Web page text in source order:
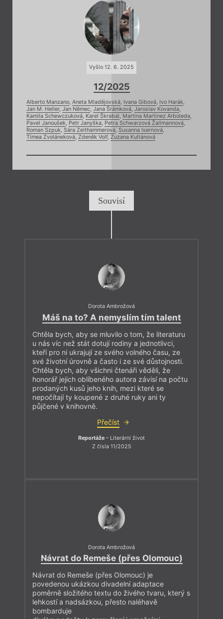
Vyšlo 12. 6. 2025
12/2025
Alberto Manzano, Aneta Mladějovská, Ivana Gibová, Ivo Harák,
Jan M. Heller, Jan Němec, Jana Šrámková, Jaroslav Kovanda,
Kamila Schewczuková, Karel Škrabal, Martina Martinez Arboleda,
Pavel Janoušek, Petr Janyška, Petra Schwarzová Žallmannová,
Roman Szpuk, Sára Zeithammerová, Susanna Isernová,
Tímea Zvoláneková, Zdeněk Volf, Zuzana Kultánová
Souvisí
Dorota Ambrožová
Máš na to? A nemyslím tím talent
Chtěla bych, aby se mluvilo o tom, že literaturu
u nás víc než stát dotují rodiny a jednotlivci,
kteří pro ni ukrajují ze svého volného času, ze
své životní úrovně a často i ze své důstojnosti.
Chtěla bych, aby všichni čtenáři věděli, že
honorář jejich oblíbeného autora závisí na počtu
prodaných kusů jeho knih, mezi které se
nepočítají ty koupené z druhé ruky ani ty
půjčené v knihovně.
Přečíst
Reportáže – Literární život
Z čísla 11/2025
Dorota Ambrožová
Návrat do Remeše (přes Olomouc)
Návrat do Remeše (přes Olomouc) je
povedenou ukázkou divadelní adaptace
poměrně složitého textu do živého tvaru, který s
lehkostí a nadsázkou, přesto naléhavě
bombarduje